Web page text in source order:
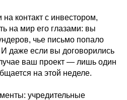
контакт с инвестором,
на мир его глазами: вы
чье письмо попало
даже если вы договорились
ваш проект — лишь один
на этой неделе.
учредительные